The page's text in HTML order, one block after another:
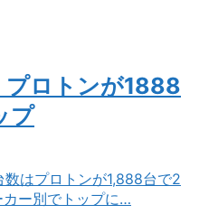
プロトンが1888
プ
はプロトンが1,888台で2
ー別でトップに…